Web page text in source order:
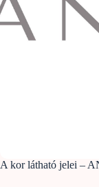
A kor látható jelei –